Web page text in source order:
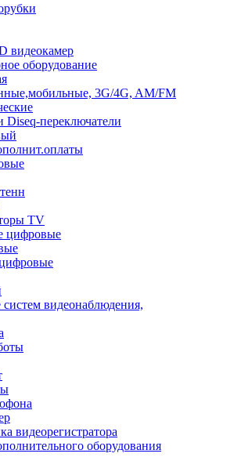
видеокамер
оборудование
3G/4G, AM/FM
Diseq-переключатели
TV
цифровые
систем видеонаблюдения,
видеорегистратора
оборудования